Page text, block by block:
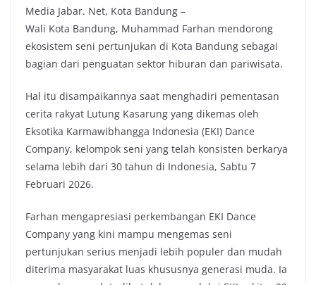
c
e
b
o
k
i
t
t
e
a
t
s
A
p
p
y
L
i
k
Media Jabar. Net, Kota Bandung –
Wali Kota Bandung, Muhammad Farhan mendorong
ekosistem seni pertunjukan di Kota Bandung sebagai
bagian dari penguatan sektor hiburan dan pariwisata.
Hal itu disampaikannya saat menghadiri pementasan
cerita rakyat Lutung Kasarung yang dikemas oleh
Eksotika Karmawibhangga Indonesia (EKI) Dance
Company, kelompok seni yang telah konsisten berkarya
selama lebih dari 30 tahun di Indonesia, Sabtu 7
Februari 2026.
Farhan mengapresiasi perkembangan EKI Dance
Company yang kini mampu mengemas seni
pertunjukan serius menjadi lebih populer dan mudah
diterima masyarakat luas khususnya generasi muda. Ia